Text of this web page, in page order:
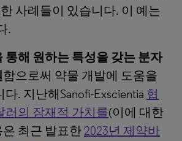
사례들이 있습니다. 이 예는
.
통해 원하는 특성을 갖는 분자
함으로써 약물 개발에 도움을
. 지난해Sanofi-Exscientia 협
러의 잠재적 가치를(이에 대한
최근 발표한 2023년 제약바